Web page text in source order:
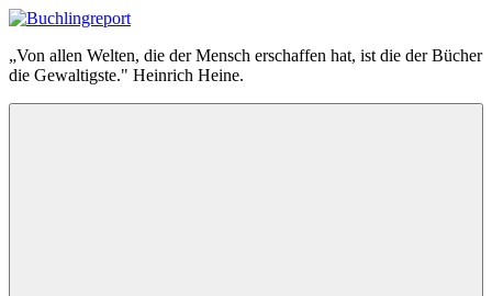
Zum
springen
Buchlingreport
„Von allen Welten, die der Mensch erschaffen hat, ist die der Bücher
die Gewaltigste." Heinrich Heine.